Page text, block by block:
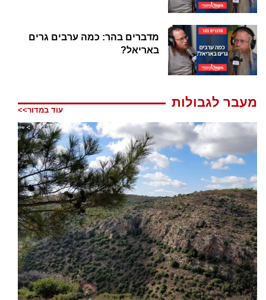
מדברים בהר: כמה ערבים גרים
באריאל?
מעבר לגבולות
עוד במדור>>